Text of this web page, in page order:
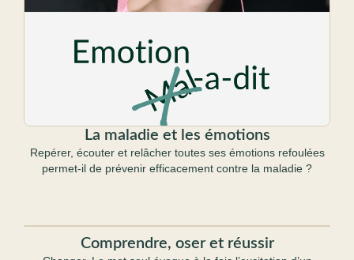
La maladie et les émotions
Repérer, écouter et relâcher toutes ses émotions refoulées
permet-il de prévenir efficacement contre la maladie ?
Comprendre, oser et réussir